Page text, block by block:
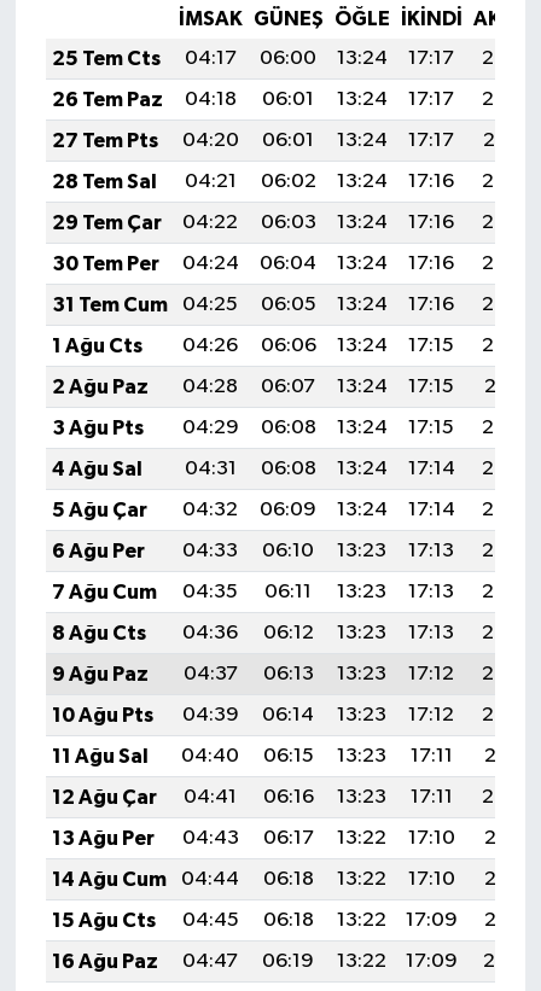
İMSAK GÜNEŞ ÖĞLE İKINDI
25 Tem Cts
04:17 06:00 13:24 17:17
20:38
26 Tem Paz
04:18 06:01 13:24 17:17
20:38
27 Tem Pts
04:20 06:01 13:24 17:17
20:37
28 Tem Sal
04:21 06:02 13:24 17:16
20:36
29 Tem Çar
04:22 06:03 13:24 17:16
20:35
30 Tem Per
04:24 06:04 13:24 17:16
20:34
31 Tem Cum
04:25 06:05 13:24 17:16
20:33
1 Ağu Cts
04:26 06:06 13:24 17:15
20:32
2 Ağu Paz
04:28 06:07 13:24 17:15
20:31
3 Ağu Pts
04:29 06:08 13:24 17:15
20:30
4 Ağu Sal
04:31 06:08 13:24 17:14
20:29
5 Ağu Çar
04:32 06:09 13:24 17:14
20:28
6 Ağu Per
04:33 06:10 13:23 17:13
20:27
7 Ağu Cum
04:35 06:11 13:23 17:13
20:26
8 Ağu Cts
04:36 06:12 13:23 17:13
20:24
9 Ağu Paz
04:37 06:13 13:23 17:12
20:23
10 Ağu Pts
04:39 06:14 13:23 17:12
20:22
11 Ağu Sal
04:40 06:15 13:23 17:11
20:21
12 Ağu Çar
04:41 06:16 13:23 17:11
20:20
13 Ağu Per
04:43 06:17 13:22 17:10
20:18
14 Ağu Cum
04:44 06:18 13:22 17:10
20:17
15 Ağu Cts
04:45 06:18 13:22 17:09
20:16
16 Ağu Paz
04:47 06:19 13:22 17:09
20:14